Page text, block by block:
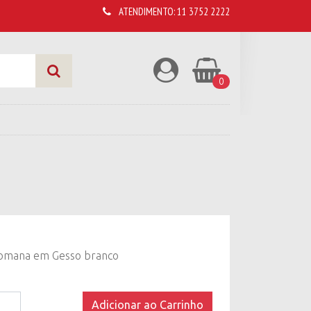
ATENDIMENTO:11 3752 2222
0
em Gesso branco
Adicionar ao Carrinho